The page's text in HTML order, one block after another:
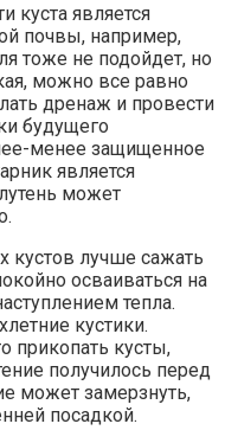
куста является
почвы, например,
тоже не подойдет, но
можно все равно
дренаж и провести
будущего
менее защищенное
является
может
кустов лучше сажать
осваиваться на
тепла.
кустики.
прикопать кусты,
получилось перед
может замерзнуть,
посадкой.